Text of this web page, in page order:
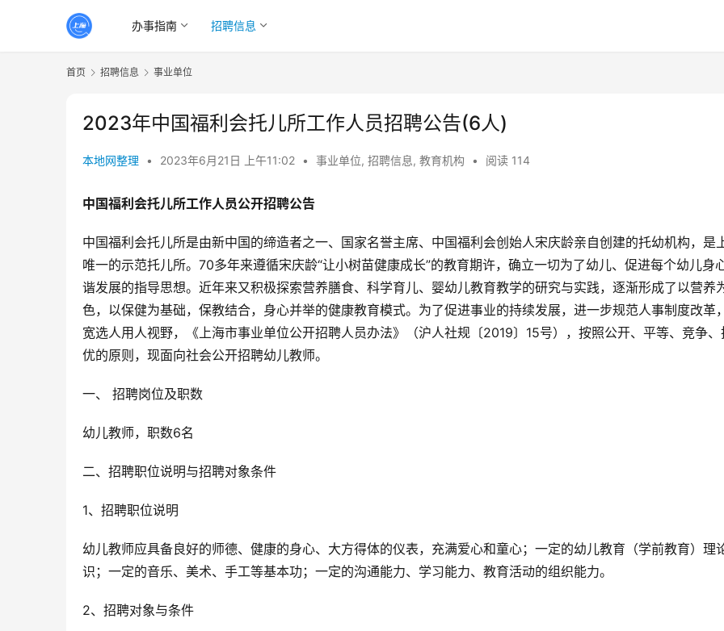
办事指南 招聘信息
首页 招聘信息 事业单位
2023年中国福利会托儿所工作人员招聘公告(6人)
本地网整理 • 2023年6月21日 上午11:02 • 事业单位, 招聘信息, 教育机构 • 阅读 114
中国福利会托儿所工作人员公开招聘公告
中国福利会托儿所是由新中国的缔造者之一、国家名誉主席、中国福利会创始人宋庆龄亲自创建的托幼机构，是
唯一的示范托儿所。70多年来遵循宋庆龄“让小树苗健康成长”的教育期许，确立一切为了幼儿、促进每个幼儿身
谐发展的指导思想。近年来又积极探索营养膳食、科学育儿、婴幼儿教育教学的研究与实践，逐渐形成了以营养
色，以保健为基础，保教结合，身心并举的健康教育模式。为了促进事业的持续发展，进一步规范人事制度改革
宽选人用人视野，《上海市事业单位公开招聘人员办法》（沪人社规〔2019〕15号），按照公开、平等、竞争、
优的原则，现面向社会公开招聘幼儿教师。
一、 招聘岗位及职数
幼儿教师，职数6名
二、招聘职位说明与招聘对象条件
1、招聘职位说明
幼儿教师应具备良好的师德、健康的身心、大方得体的仪表，充满爱心和童心；一定的幼儿教育（学前教育）理
识；一定的音乐、美术、手工等基本功；一定的沟通能力、学习能力、教育活动的组织能力。
2、招聘对象与条件